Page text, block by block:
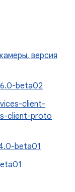
версия
beta02
client-
client-proto
beta01